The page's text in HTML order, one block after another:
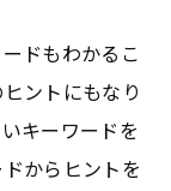
ドもわかるこ
ントにもなり
キーワードを
からヒントを